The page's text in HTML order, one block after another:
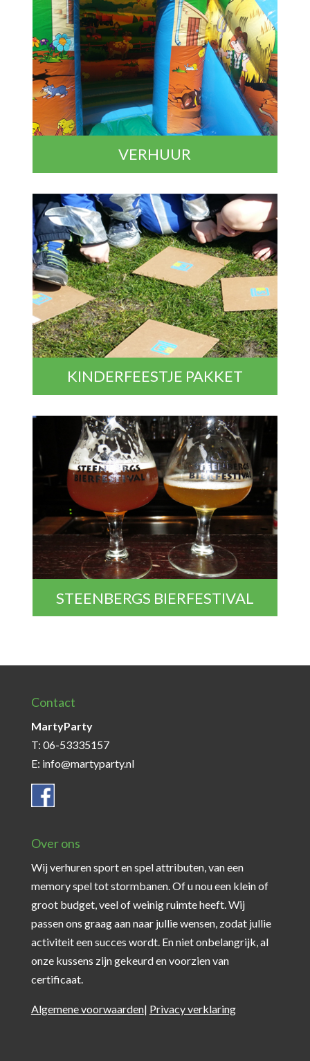
VERHUUR
KINDERFEESTJE PAKKET
STEENBERGS BIERFESTIVAL
Contact
MartyParty
T: 06-53335157
E: info@martyparty.nl
Over ons
Wij verhuren sport en spel attributen, van een
memory spel tot stormbanen. Of u nou een klein of
groot budget, veel of weinig ruimte heeft. Wij
passen ons graag aan naar jullie wensen, zodat jullie
activiteit een succes wordt. En niet onbelangrijk, al
onze kussens zijn gekeurd en voorzien van
certificaat.
Algemene voorwaarden| Privacy verklaring